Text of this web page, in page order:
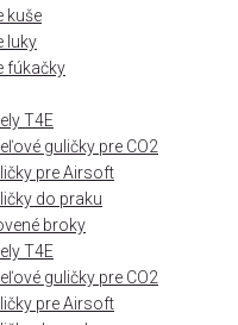
kuše
luky
fúkačky
T4E
guličky pre CO2
pre Airsoft
do praku
broky
T4E
guličky pre CO2
pre Airsoft